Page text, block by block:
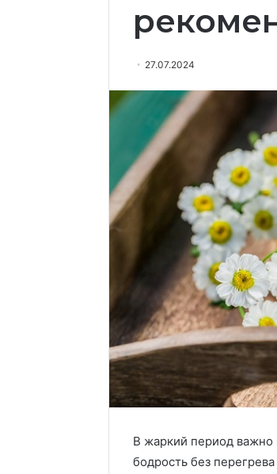
27.07.2024
В жаркий период важно
бодрость без